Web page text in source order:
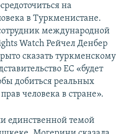
на
в Туркменистане.
международной
Watch Рейчел Денбер
сказать туркменскому
ЕС «будет
добиться реальных
человека в стране».
единственной темой